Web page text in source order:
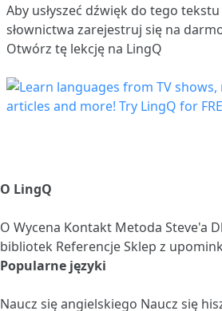
Aby usłyszeć dźwięk do tego
słownictwa zarejestruj się na
Otwórz tę lekcję na LingQ
O LingQ
O Wycena Kontakt Metoda Steve'a
bibliotek ReferencjeSklep z
Popularne języki
Naucz się angielskiego Naucz się